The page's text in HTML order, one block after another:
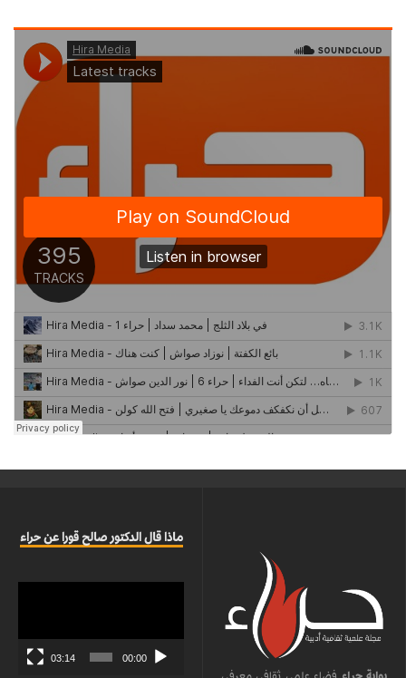
ماذا قال الدكتور صالح قورا عن حراء
00:00
03:14